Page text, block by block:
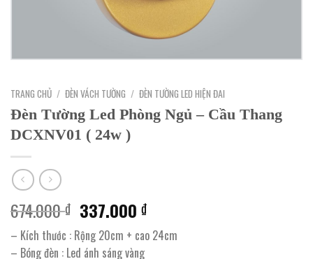
TRANG CHỦ / ĐÈN VÁCH TƯỜNG / ĐÈN TƯỜNG LED HIỆN ĐAI
Đèn Tường Led Phòng Ngủ – Cầu Thang
DCXNV01 ( 24w )
674.000₫ Giá
gốc
là:
337.000₫Giá
hiện
tại
– Kích thước : Rộng 20cm + cao 24cm
– Bóng đèn : Led ánh sáng vàng